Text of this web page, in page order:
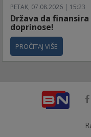
PETAK, 07.08.2026 | 15:23
Država da
doprinose!
PROČITAJ VIŠE